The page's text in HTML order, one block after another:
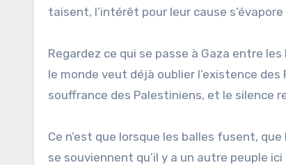
taisent, l’intérêt pour leur cause
Regardez ce qui se passe à Gaza entre
le monde veut déjà oublier l’existence
souffrance des Palestiniens, et le silence
Ce n’est que lorsque les balles fusent,
se souviennent qu’il y a un autre peuple